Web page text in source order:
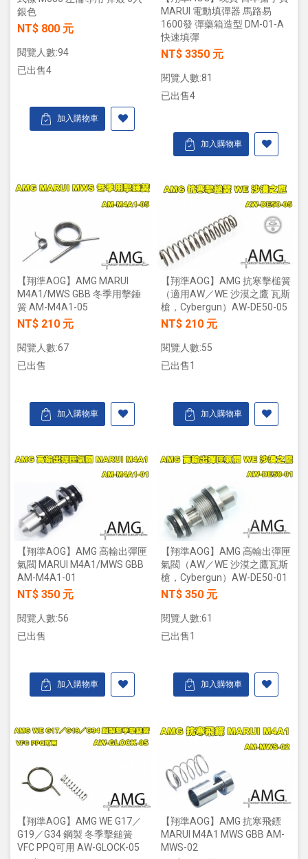
銀色
NT$ 800 元
閱覽人數:94
已出售4
加入購物車
MARUI 電動填彈器 馬路易
1600發 彈藥箱造型 DM-01-A
快速填彈
NT$ 3350 元
閱覽人數:81
已出售4
加入購物車
【翔準AOG】AMG MARUI
M4A1/MWS GBB 冬季用擊錘
簧 AM-M4A1-05
NT$ 210 元
閱覽人數:67
已出售
加入購物車
【翔準AOG】AMG 抗寒擊槌簧
（適用AW／WE 沙漠之鷹 瓦斯
槍，Cybergun）AW-DE50-05
NT$ 210 元
閱覽人數:55
已出售1
加入購物車
【翔準AOG】AMG 高輸出彈匣
氣閥 MARUI M4A1/MWS GBB
AM-M4A1-01
NT$ 350 元
閱覽人數:56
已出售
加入購物車
【翔準AOG】AMG 高輸出彈匣
氣閥（AW／WE 沙漠之鷹瓦斯
槍，Cybergun）AW-DE50-01
NT$ 350 元
閱覽人數:61
已出售1
加入購物車
【翔準AOG】AMG WE G17／
G19／G34 鋼製 冬季擊鎚簧
VFC PPQ可用 AW-GLOCK-05
【翔準AOG】AMG 抗寒飛鏢
MARUI M4A1 MWS GBB AM-
MWS-02